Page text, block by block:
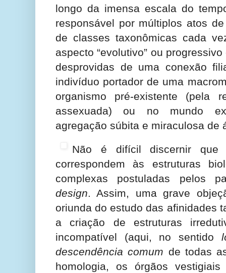
longo da imensa escala do
responsável por múltiplos atos
de classes taxonômicas cada
aspecto “evolutivo” ou
desprovidas de uma conexão
indivíduo portador de uma
organismo pré-existente (pela
assexuada) ou no mundo
agregação súbita e miraculosa de
Não é difícil discernir que
correspondem às estruturas
complexas postuladas pelos
design. Assim, uma grave
oriunda do estudo das afinidades
a criação de estruturas
incompatível (aqui, no sentido
descendência comum de todas
homologia, os órgãos